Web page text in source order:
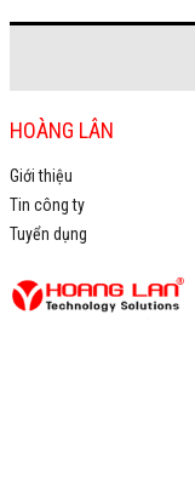
HOÀNG LÂN
Giới thiệu
Tin công ty
Tuyển dụng